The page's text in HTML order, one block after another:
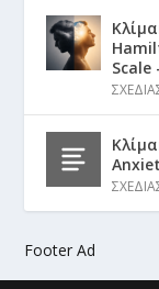
Scale
Footer Ad